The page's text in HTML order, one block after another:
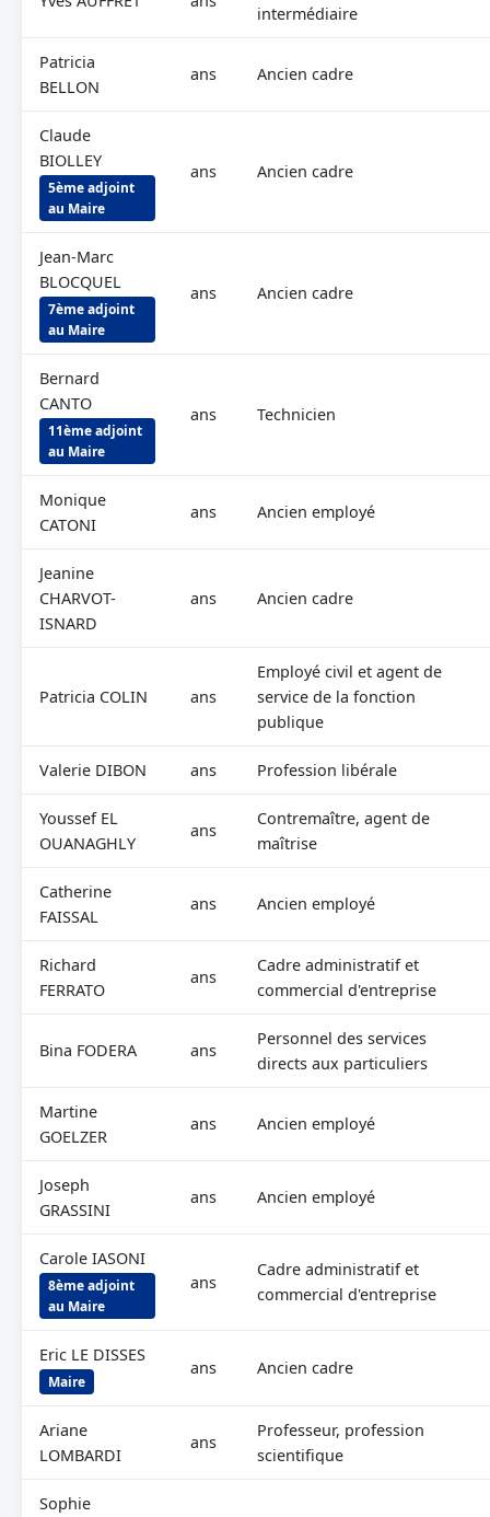
intermédiaire
Patricia
BELLON
ans Ancien cadre
Claude
BIOLLEY
5ème adjoint
au Maire
ans Ancien cadre
Jean-Marc
BLOCQUEL
7ème adjoint
au Maire
ans Ancien cadre
Bernard
CANTO
11ème adjoint
au Maire
ans Technicien
Monique
CATONI
ans Ancien employé
Jeanine
CHARVOT-
ISNARD
ans Ancien cadre
Patricia COLIN ans
Employé civil et agent de
service de la fonction
publique
Valerie DIBON ans Profession libérale
Youssef EL
OUANAGHLY
ans
Contremaître, agent de
maîtrise
Catherine
FAISSAL
ans Ancien employé
Richard
FERRATO
ans
Cadre administratif et
commercial d'entreprise
Bina FODERA ans
Personnel des services
directs aux particuliers
Martine
GOELZER
ans Ancien employé
Joseph
GRASSINI
ans Ancien employé
Carole IASONI
8ème adjoint
au Maire
ans
Cadre administratif et
commercial d'entreprise
Eric LE DISSES
Maire
ans Ancien cadre
Ariane
LOMBARDI
ans
Professeur, profession
scientifique
Sophie